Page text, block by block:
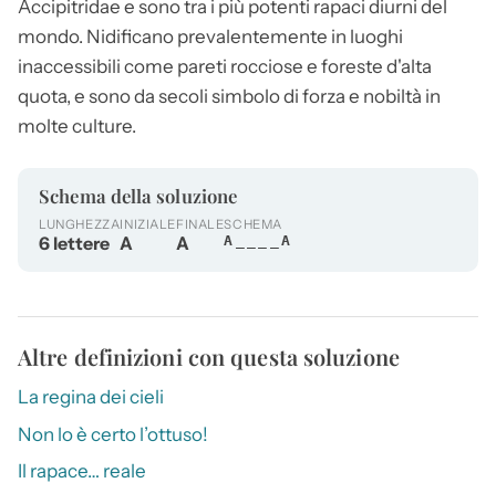
Accipitridae e sono tra i più potenti rapaci diurni del
mondo. Nidificano prevalentemente in luoghi
inaccessibili come pareti rocciose e foreste d'alta
quota, e sono da secoli simbolo di forza e nobiltà in
molte culture.
Schema della soluzione
LUNGHEZZA
6 lettere
INIZIALE
A
FINALE
A
SCHEMA
A____A
Altre definizioni con questa soluzione
La regina dei cieli
Non lo è certo l’ottuso!
Il rapace… reale